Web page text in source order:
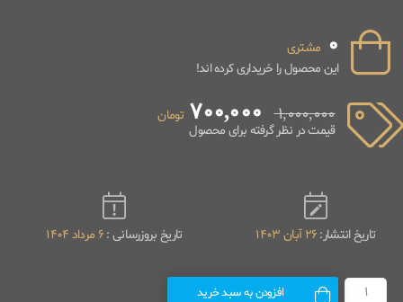
0 مشتری
این محصول را خریداری کرده اند!
1,000,000
700,000 تومان
قیمت در نظر گرفته برای محصول
تاریخ انتشار: 26 آبان 1403 تاریخ بروزرسانی : 6 مرداد 1404
افزودن به سبد خرید